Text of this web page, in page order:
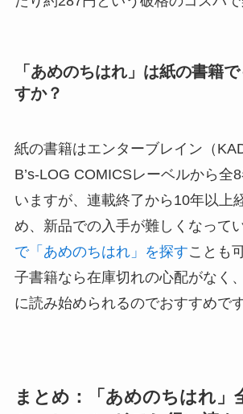
「あめのちはれ」は紙の書籍
すか？
紙の書籍はエンターブレイン（
B’s-LOG COMICSレーベルから全
いますが、連載終了から10年以上
め、新品での入手が難しくなってい
で「あめのちはれ」を探すことも
子書籍なら在庫切れの心配がなく
に読み始められるのでおすすめです
まとめ：「あめのちはれ」